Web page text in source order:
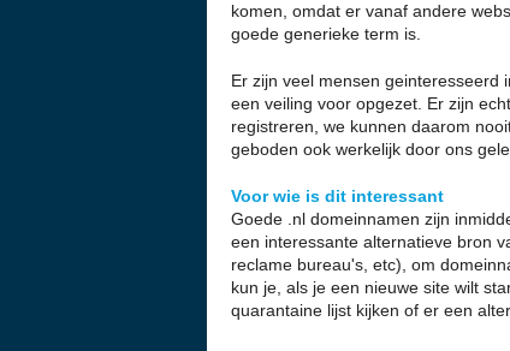
komen, omdat er vanaf andere
goede generieke term is.
Er zijn veel mensen
een veiling voor opgezet. Er zijn
registreren, we kunnen daarom
geboden ook werkelijk door ons
Voor wie is dit interessant
Goede .nl domeinnamen zijn
een interessante alternatieve bron
reclame bureau's, etc), om
kun je, als je een nieuwe site wilt
quarantaine lijst kijken of er een